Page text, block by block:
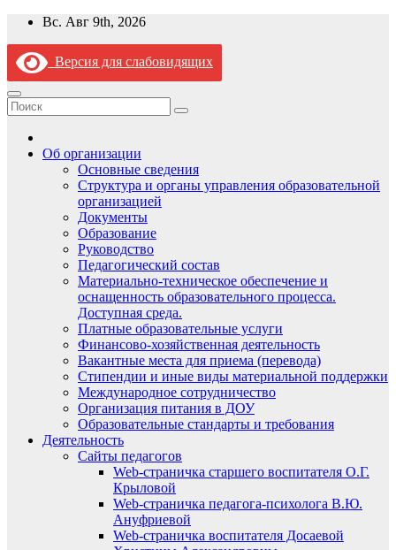
Перейти
содержимому
Вс. Авг 9th, 2026
Версия для слабовидящих
Об организации
Основные сведения
Структура и органы управления образовательной
организацией
Документы
Образование
Руководство
Педагогический состав
Материально-техническое обеспечение и
оснащенность образовательного процесса.
Доступная среда.
Платные образовательные услуги
Финансово-хозяйственная деятельность
Вакантные места для приема (перевода)
Стипендии и иные виды материальной поддержки
Международное сотрудничество
Организация питания в ДОУ
Образовательные стандарты и требования
Деятельность
Сайты педагогов
Web-страничка старшего воспитателя О.Г.
Крыловой
Web-страничка педагога-психолога В.Ю.
Ануфриевой
Web-страничка воспитателя Досаевой